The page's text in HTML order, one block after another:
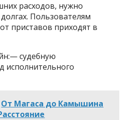
расходов, нужно
Пользователям
приставов приходят в
судебную
исполнительного
От Магаса до Камышина